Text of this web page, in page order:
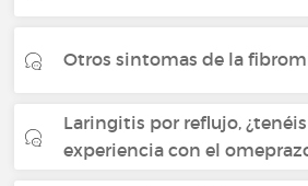
Otros sintomas de la
Laringitis por reflujo,
experiencia con el